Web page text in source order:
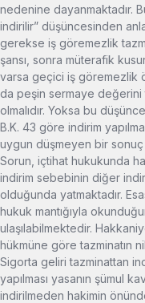
nedenine dayanmaktadır.
indirilir” düşüncesinden
gerekse iş göremezlik
şansı, sonra müterafik
varsa geçici iş göremezlik
da peşin sermaye değerini
olmalıdır. Yoksa bu
B.K. 43 göre indirim
uygun düşmeyen bir sonuç
Sorun, içtihat hukukunda
indirim sebebinin diğer
olduğunda yatmaktadır.
hukuk mantığıyla
ulaşılabilmektedir.
hükmüne göre tazminatın
Sigorta geliri tazminattan
yapılması yasanın şümul
indirilmeden hakimin